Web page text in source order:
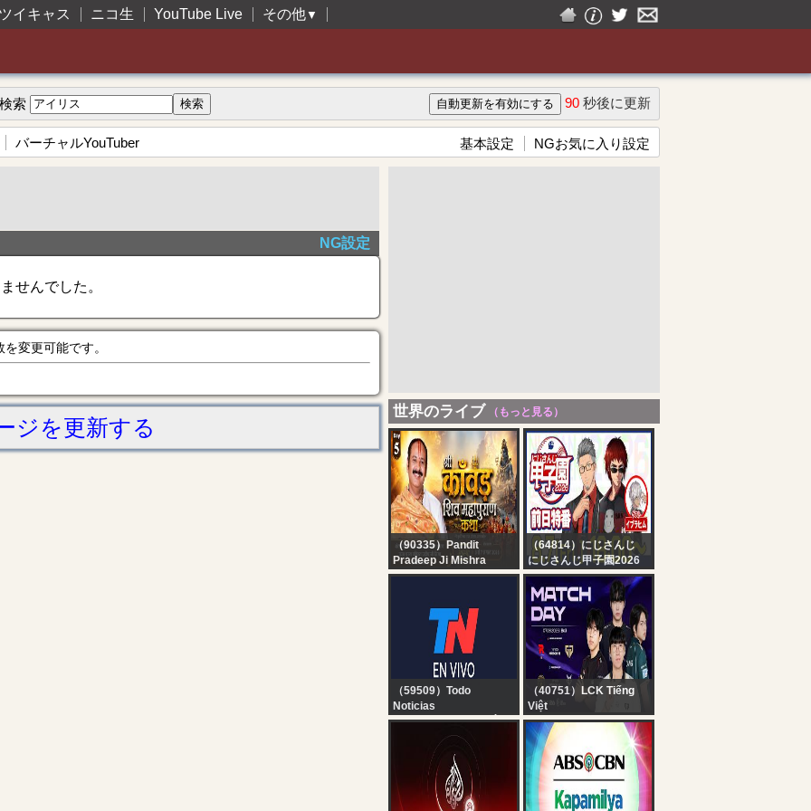
イキャス ニコ生 YouTube Live その他▼
検索 90 秒後に更新
バーチャルYouTuber 基本設定 NGお気に入り設定
NG設定
せんでした。
変更可能です。
ジを更新する
世界のライブ （もっと見る）
（90335）Pandit
Pradeep Ji Mishra
Sehore Wale
महापुराण कथा | पूज्य पंडित
प्रदीप जी मिश्रा | सीहोर,मध्य
प्रदेश#shivpuran #om
（64814）にじさんじ
にじさんじ甲子園2026
大会直前！前日特番【 #
にじ甲2026 】
（59509）Todo
Noticias
TN EN VIVO - SEGUÍ LA
TRANSMISIÓN EN VIVO
DE TODO NOTICIAS
（40751）LCK Tiếng
Việt
Bình Luận Tiếng Việt:
KT vs GEN l BFX vs
BRO | LCK 2026